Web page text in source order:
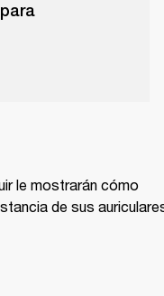
le mostrarán cómo
de sus